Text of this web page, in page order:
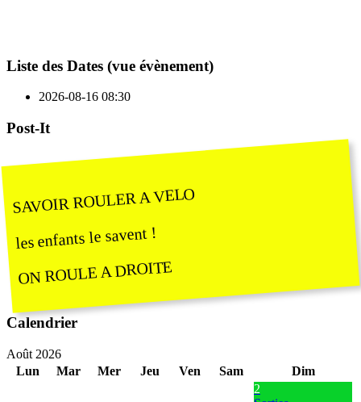
Liste des Dates (vue évènement)
2026-08-16 08:30
Post-It
SAVOIR ROULER A VELO
les enfants le savent !
ON ROULE A DROITE
Calendrier
Août 2026
Lun
Mar Mer Jeu Ven Sam Dim
2